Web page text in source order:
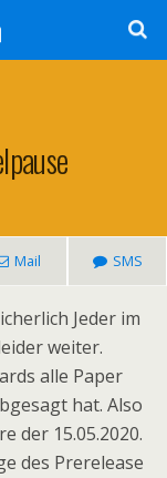
Mail SMS
Jeder im
weiter.
alle Paper
hat. Also
der 15.05.2020.
des Prerelease